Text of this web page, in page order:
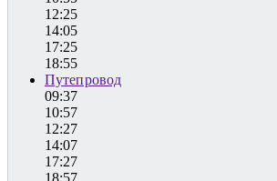
12:25
14:05
17:25
18:55
Путепровод
09:37
10:57
12:27
14:07
17:27
18:57